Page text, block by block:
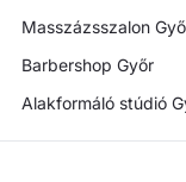
Masszázsszalon
Barbershop Győr
Alakformáló stúdió